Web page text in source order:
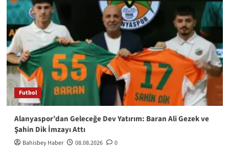
Futbol
Alanyaspor’dan Geleceğe Dev Yatırım: Baran Ali Gezek ve
Şahin Dik İmzayı Attı
Bahisbey Haber 08.08.2026 0